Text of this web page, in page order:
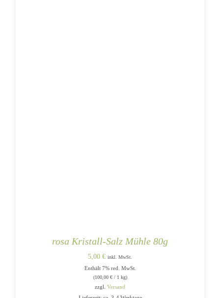
rosa Kristall-Salz Mühle 80g
5,00 € inkl. MwSt.
Enthält 7% red. MwSt.
(100,00 €/ 1 kg)
zzgl. Versand